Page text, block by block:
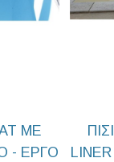
ΜΕ
- ΈΡΓΟ